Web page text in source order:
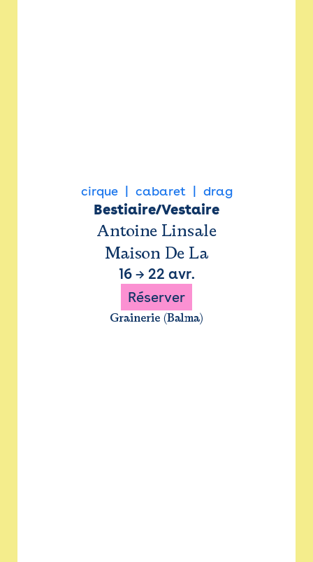
cirque cabaret drag
Bestiaire/Vestaire
Antoine Linsale
Maison De La
16→ 22 avr.
Réserver
Grainerie (Balma)